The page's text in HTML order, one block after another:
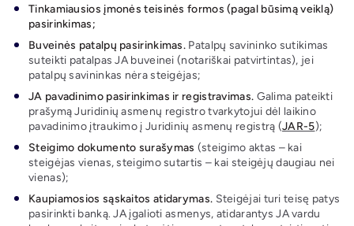
Tinkamiausios įmonės teisinės formos (pagal būsimą veiklą)
pasirinkimas;
Buveinės patalpų pasirinkimas. Patalpų savininko sutikimas
suteikti patalpas JA buveinei (notariškai patvirtintas), jei
patalpų savininkas nėra steigėjas;
JA pavadinimo pasirinkimas ir registravimas. Galima pateikti
prašymą Juridinių asmenų registro tvarkytojui dėl laikino
pavadinimo įtraukimo į Juridinių asmenų registrą (JAR-5);
Steigimo dokumento surašymas (steigimo aktas – kai
steigėjas vienas, steigimo sutartis – kai steigėjų daugiau nei
vienas);
Kaupiamosios sąskaitos atidarymas. Steigėjai turi teisę patys
pasirinkti banką. JA įgalioti asmenys, atidarantys JA vardu